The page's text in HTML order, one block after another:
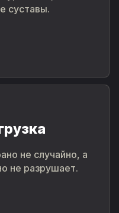
суставы.
не случайно, а
не разрушает.